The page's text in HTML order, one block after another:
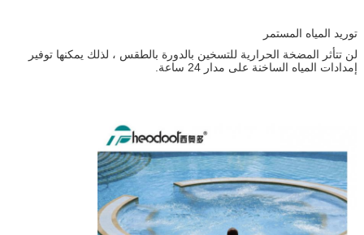
توريد المياه المستمر
لن تتأثر المضخة الحرارية للتسخين بالدورة بالطقس ، لذلك يمكنها توفير
إمدادات المياه الساخنة على مدار 24 ساعة.